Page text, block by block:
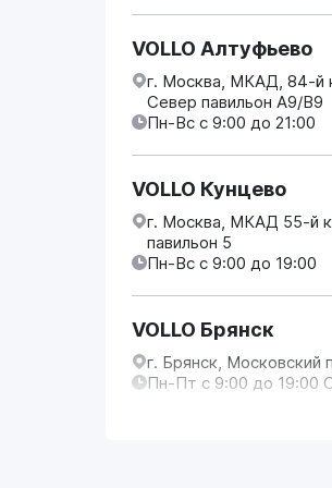
VOLLO Алтуфьево
г. Москва, МКАД, 84-й
Север павильон А9/В9
Пн-Вс с 9:00 до 21:00
VOLLO Кунцево
г. Москва, МКАД 55-й
павильон 5
Пн-Вс с 9:00 до 19:00
VOLLO Брянск
г. Брянск, Московский
Пн-Пт с 9:00 до 19:00